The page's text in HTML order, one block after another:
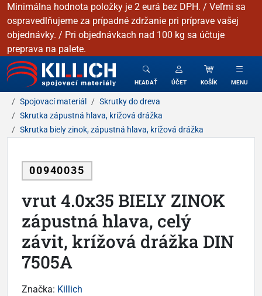
Minimálna hodnota položky je 2 eurá bez DPH. / Veľmi sa
ospravedlňujeme za prípadné zdržanie pri príprave vašej
objednávky. / Pri objednávkach nad 100 kg sa účtuje
preprava na palete.
KILLICH - Spojovacie materiály
HĽADAŤ ÚČET KOŠÍK MENU
Spojovací materiál
Skrutky do dreva
Skrutka zápustná hlava, krížová drážka
Skrutka biely zinok, zápustná hlava, krížová drážka
00940035
vrut 4.0x35 BIELY ZINOK
zápustná hlava, celý
závit, krížová drážka DIN
7505A
Značka: Killich